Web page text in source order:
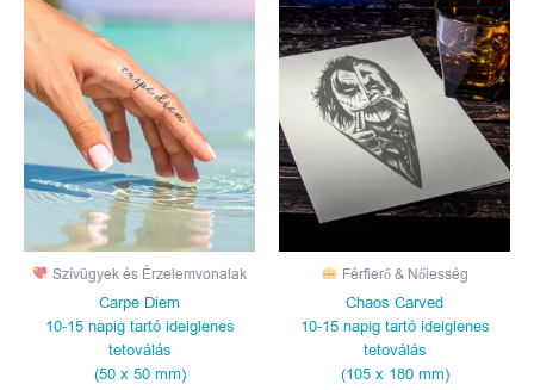
Szívügyek és Érzelemvonalak
Carpe Diem
10-15 napig tartó ideiglenes
tetoválás
(50 x 50 mm)
Férfierő & Nőiesség
Chaos Carved
10-15 napig tartó ideiglenes
tetoválás
(105 x 180 mm)
price
was:
1190 Ft.
is: